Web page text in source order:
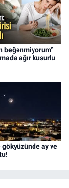
beğenmiyorum”
ağır kusurlu
gökyüzünde ay ve